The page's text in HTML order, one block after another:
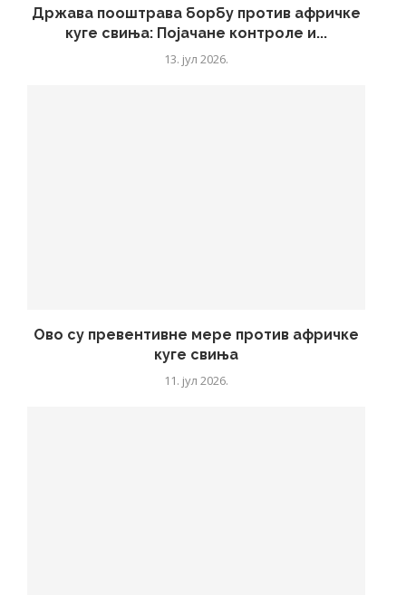
Држава пооштрава борбу против афричке
куге свиња: Појачане контроле и...
13. јул 2026.
Ово су превентивне мере против афричке
куге свиња
11. јул 2026.